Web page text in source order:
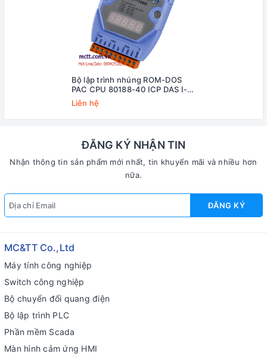
Bộ lập trình nhúng ROM-DOS
PAC CPU 80188-40 ICP DAS I-
7188D/DOS/512 CR
Liên hệ
ĐĂNG KÝ NHẬN TIN
Nhận thông tin sản phẩm mới nhất, tin khuyến mãi và nhiều hơn
nữa.
ĐĂNG KÝ
MC&TT Co.,Ltd
Máy tính công nghiệp
Switch công nghiệp
Bộ chuyển đổi quang điện
Bộ lập trình PLC
Phần mềm Scada
Màn hình cảm ứng HMI